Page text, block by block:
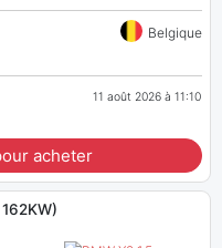
Belgique
11 août 2026 à 11:10
acheter